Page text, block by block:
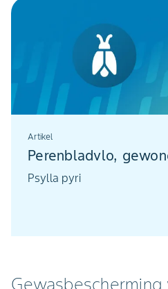
Artikel
Perenbladvlo,
Psylla pyri